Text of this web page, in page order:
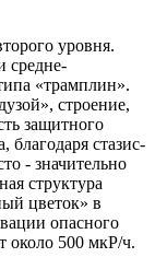
уровня.
средне-
«трамплин».
строение,
защитного
благодаря стазис-
- значительно
структура
цветок» в
опасного
около 500 мкР/ч.